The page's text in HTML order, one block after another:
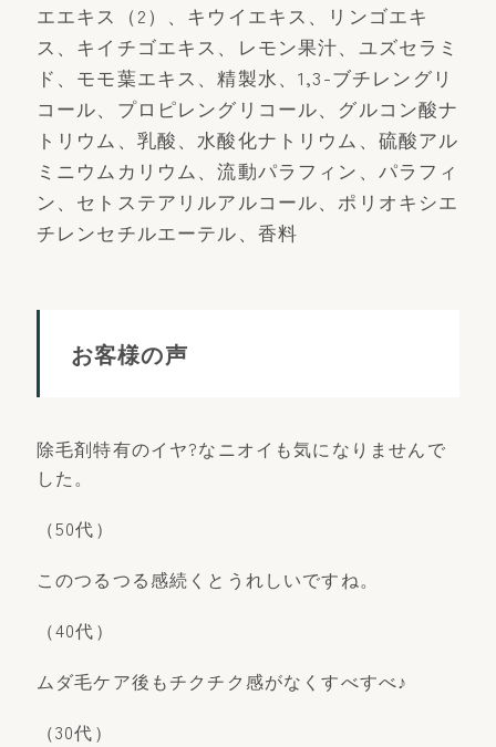
エエキス（2）、キウイエキス、リンゴエキ
ス、キイチゴエキス、レモン果汁、ユズセラミ
ド、モモ葉エキス、精製水、1,3-ブチレングリ
コール、プロピレングリコール、グルコン酸ナ
トリウム、乳酸、水酸化ナトリウム、硫酸アル
ミニウムカリウム、流動パラフィン、パラフィ
ン、セトステアリルアルコール、ポリオキシエ
チレンセチルエーテル、香料
お客様の声
除毛剤特有のイヤ?なニオイも気になりませんで
した。
（50代）
このつるつる感続くとうれしいですね。
（40代）
ムダ毛ケア後もチクチク感がなくすべすべ♪
（30代）